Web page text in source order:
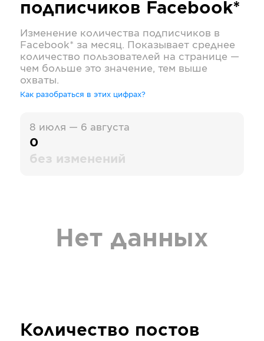
подписчиков Facebook*
Изменение количества подписчиков в
Facebook* за месяц. Показывает среднее
количество пользователей на странице —
чем больше это значение, тем выше
охваты.
Как разобраться в этих цифрах?
8 июля — 6 августа
0
без изменений
Нет данных
Количество постов